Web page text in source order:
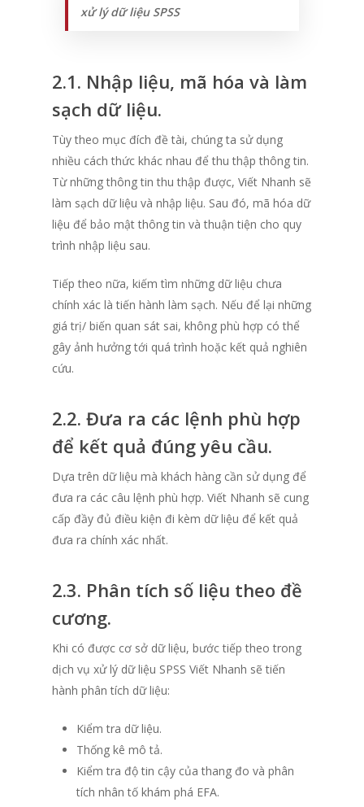
xử lý dữ liệu SPSS
2.1. Nhập liệu, mã hóa và làm
sạch dữ liệu.
Tùy theo mục đích đề tài, chúng ta sử dụng
nhiều cách thức khác nhau để thu thập thông tin.
Từ những thông tin thu thập được, Viết Nhanh sẽ
làm sạch dữ liệu và nhập liệu. Sau đó, mã hóa dữ
liệu để bảo mật thông tin và thuận tiện cho quy
trình nhập liệu sau.
Tiếp theo nữa, kiếm tìm những dữ liệu chưa
chính xác là tiến hành làm sạch. Nếu để lại những
giá trị/ biến quan sát sai, không phù hợp có thể
gây ảnh hưởng tới quá trình hoặc kết quả nghiên
cứu.
2.2. Đưa ra các lệnh phù hợp
để kết quả đúng yêu cầu.
Dựa trên dữ liệu mà khách hàng cần sử dụng để
đưa ra các câu lệnh phù hợp. Viết Nhanh sẽ cung
cấp đầy đủ điều kiện đi kèm dữ liệu để kết quả
đưa ra chính xác nhất.
2.3. Phân tích số liệu theo đề
cương.
Khi có được cơ sở dữ liệu, bước tiếp theo trong
dịch vụ xử lý dữ liệu SPSS Viết Nhanh sẽ tiến
hành phân tích dữ liệu:
Kiểm tra dữ liệu.
Thống kê mô tả.
Kiểm tra độ tin cậy của thang đo và phân
tích nhân tố khám phá EFA.